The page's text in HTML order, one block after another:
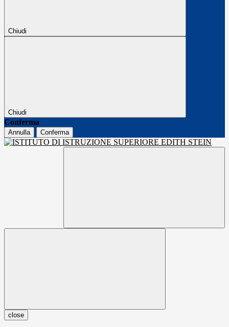
Chiudi
Chiudi
Conferma
Annulla Conferma
close